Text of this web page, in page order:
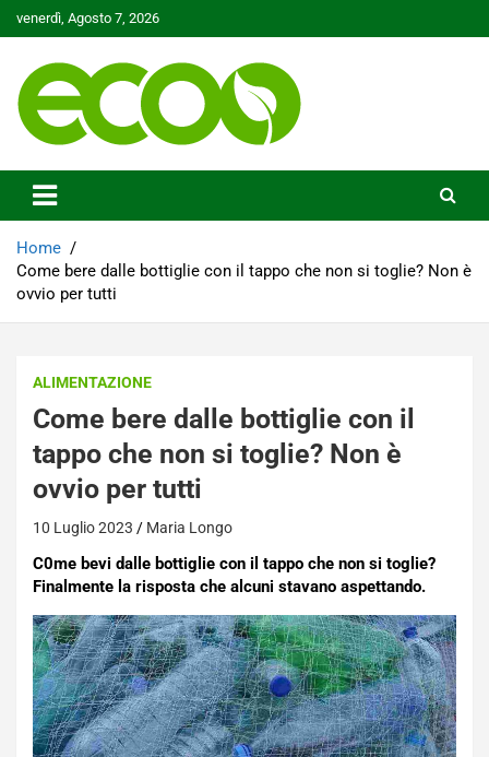
to
venerdì, Agosto 7, 2026
Ecoo.it
Home
Come bere dalle bottiglie con il tappo che non si toglie? Non è
ovvio per tutti
ALIMENTAZIONE
Come bere dalle bottiglie con il
tappo che non si toglie? Non è
ovvio per tutti
10 Luglio 2023 Maria Longo
C0me bevi dalle bottiglie con il tappo che non si toglie?
Finalmente la risposta che alcuni stavano aspettando.